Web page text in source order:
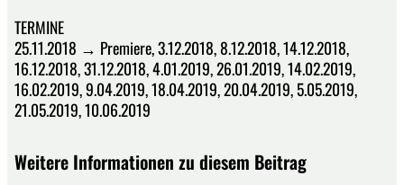
TERMINE
25.11.2018 → Premiere, 3.12.2018, 8.12.2018, 14.12.2018,
16.12.2018, 31.12.2018, 4.01.2019, 26.01.2019, 14.02.2019,
16.02.2019, 9.04.2019, 18.04.2019, 20.04.2019, 5.05.2019,
21.05.2019, 10.06.2019
Weitere Informationen zu diesem Beitrag